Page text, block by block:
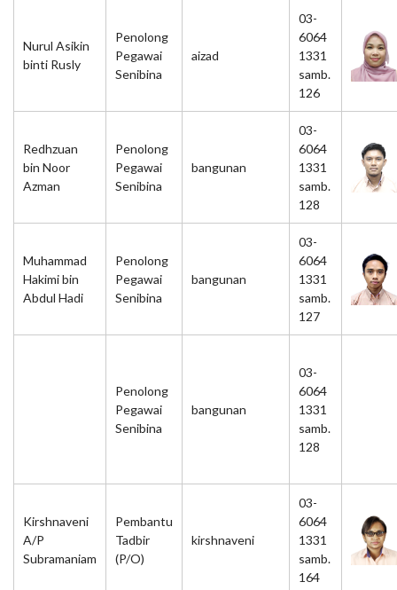
Nurul Asikin
binti Rusly
Penolong
Pegawai
Senibina
aizad
03-
6064
1331
samb.
126
Redhzuan
bin Noor
Azman
Penolong
Pegawai
Senibina
bangunan
03-
6064
1331
samb.
128
Muhammad
Hakimi bin
Abdul Hadi
Penolong
Pegawai
Senibina
bangunan
03-
6064
1331
samb.
127
Penolong
Pegawai
Senibina
bangunan
03-
6064
1331
samb.
128
Kirshnaveni
A/P
Subramaniam
Pembantu
Tadbir
(P/O)
kirshnaveni
03-
6064
1331
samb.
164